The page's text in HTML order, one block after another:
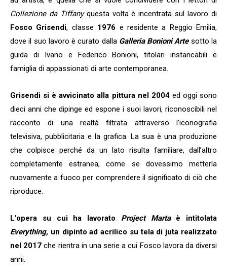
Collezione da Tiffanyquesta volta è incentrata sul lavoro di
Fosco Grisendi, classe 1976 e residente a Reggio Emilia,
dove il suo lavoro è curato dalla Galleria Bonioni Artesotto la
guida di Ivano e Federico Bonioni, titolari instancabili e
famiglia di appassionati di arte contemporanea.
Grisendi si è avvicinato alla pittura nel 2004ed oggi sono
dieci anni che dipinge ed espone i suoi lavori, riconoscibili nel
racconto di una realtà filtrata attraverso l’iconografia
televisiva, pubblicitaria e la grafica. La sua è una produzione
che colpisce perché da un lato risulta familiare, dall’altro
completamente estranea, come se dovessimo metterla
nuovamente a fuoco per comprendere il significato di ciò che
riproduce.
L’opera su cui ha lavorato Project Martaè intitolata
Everything, un dipinto ad acrilico su tela di juta realizzato
nel 2017 che rientra in una serie a cui Fosco lavora da diversi
anni.